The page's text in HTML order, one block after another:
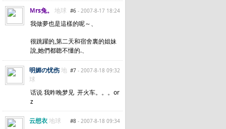
#6 - 2007-8-17 18:24
Ｍrs兔。 地球
我做夢也是這樣的呢～、
很跳躍的,第二天和宿舍裏的姐妹
說,她們都聼不懂的.、
#7 - 2007-8-18 09:32
明媚の忧伤地
球
话说 我昨晚梦见 开火车。。。or
z
#8 - 2007-8-18 09:34
云想衣地球